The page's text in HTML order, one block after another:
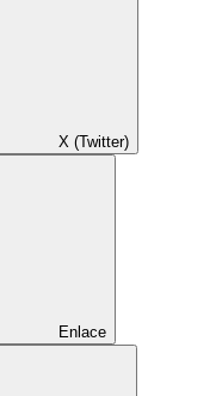
X (Twitter)
Enlace